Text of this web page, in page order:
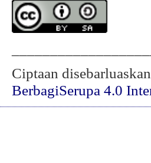
Ciptaan
BerbagiSerupa 4.0